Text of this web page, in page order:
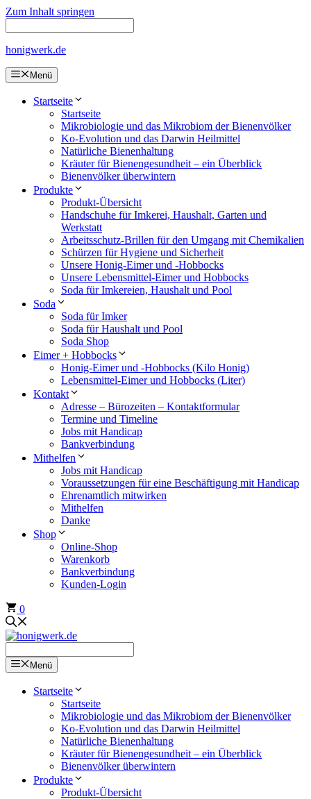
Zum Inhalt springen
honigwerk.de
Menü
Startseite
Startseite
Mikrobiologie und das Mikrobiom der Bienenvölker
Ko-Evolution und das Darwin Heilmittel
Natürliche Bienenhaltung
Kräuter für Bienengesundheit – ein Überblick
Bienenvölker überwintern
Produkte
Produkt-Übersicht
Handschuhe für Imkerei, Haushalt, Garten und
Werkstatt
Arbeitsschutz-Brillen für den Umgang mit Chemikalien
Schürzen für Hygiene und Sicherheit
Unsere Honig-Eimer und -Hobbocks
Unsere Lebensmittel-Eimer und Hobbocks
Soda für Imkereien, Haushalt und Pool
Soda
Soda für Imker
Soda für Haushalt und Pool
Soda Shop
Eimer + Hobbocks
Honig-Eimer und -Hobbocks (Kilo Honig)
Lebensmittel-Eimer und Hobbocks (Liter)
Kontakt
Adresse – Bürozeiten – Kontaktformular
Termine und Timeline
Jobs mit Handicap
Bankverbindung
Mithelfen
Jobs mit Handicap
Voraussetzungen für eine Beschäftigung mit Handicap
Ehrenamtlich mitwirken
Mithelfen
Danke
Shop
Online-Shop
Warenkorb
Bankverbindung
Kunden-Login
0
Menü
Startseite
Startseite
Mikrobiologie und das Mikrobiom der Bienenvölker
Ko-Evolution und das Darwin Heilmittel
Natürliche Bienenhaltung
Kräuter für Bienengesundheit – ein Überblick
Bienenvölker überwintern
Produkte
Produkt-Übersicht